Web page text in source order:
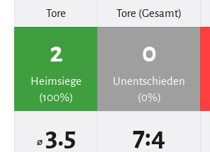
Tore Tore (Gesamt)
2
Heimsiege
(100%)
0
Unentschieden
(0%)
⌀ 3.5 7:4